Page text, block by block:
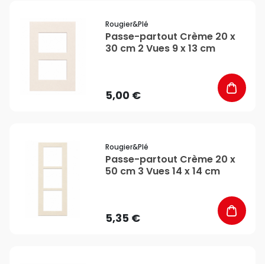
Rougier&plé
Passe-partout Crème 20 x
30 cm 2 Vues 9 x 13 cm
5,00 €
Rougier&plé
Passe-partout Crème 20 x
50 cm 3 Vues 14 x 14 cm
5,35 €